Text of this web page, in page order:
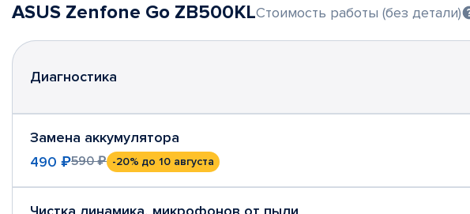
ASUS Zenfone Go ZB500KLСтоимость работы (без детали)
Диагностика
Замена аккумулятора
490 ₽590 ₽ -20% до 10 августа